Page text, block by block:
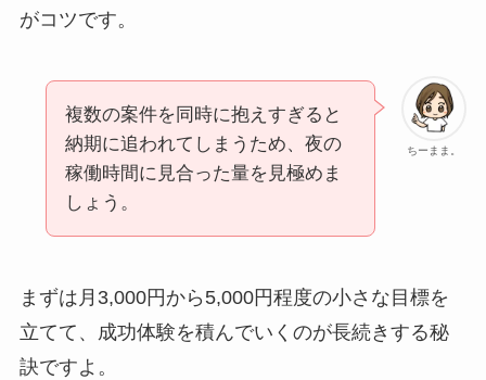
がコツです。
ちーまま。
複数の案件を同時に抱えすぎると
納期に追われてしまうため、夜の
稼働時間に見合った量を見極めま
しょう。
まずは月3,000円から5,000円程度の小さな目標を
立てて、成功体験を積んでいくのが長続きする秘
訣ですよ。